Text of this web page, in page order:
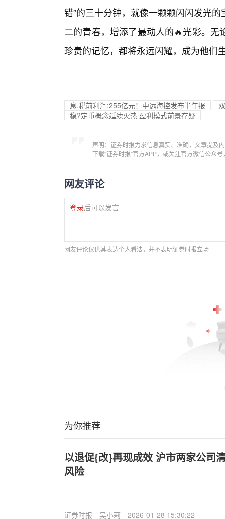
错”的三十分钟，就像一颗颗闪闪发光
二的青春，增添了最动人的🔥光彩。
珍贵的记忆，都将永远闪耀，成为他们
息,税前利润:255亿元！中远海控发布半年报
稳?定币概念延续火热 盈利模式前景存疑
声明：证券时报力求信息真实、准确，文章提及
下载“证券时报”官方APP，或关注官方微信公众
网友评论
登录后可以发言
网友评论仅供其表达个人看法，并不表明证券时报立场
为你推荐
以退促{改}再现成效 沪市两家公司
风险
证券时报 吴小莉 2026-01-28 15:30:22